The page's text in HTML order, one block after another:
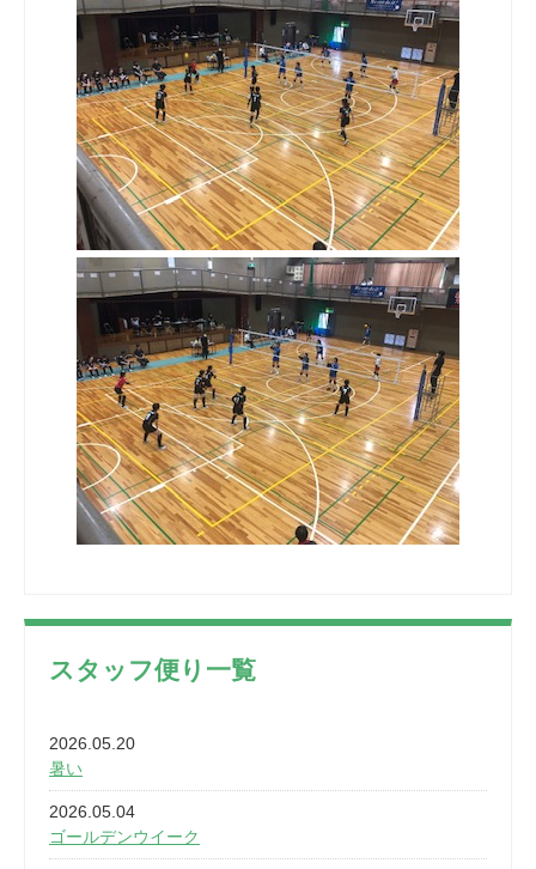
スタッフ便り一覧
2026.05.20
暑い
2026.05.04
ゴールデンウイーク